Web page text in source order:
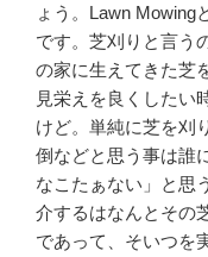
ょう。Lawn Mowing
です。芝刈りと言う
の家に生えてきた芝
見栄えを良くしたい
けど。単純に芝を刈
倒などと思う事は誰
なこたぁない」と思
介するはなんとその
であって、そいつを